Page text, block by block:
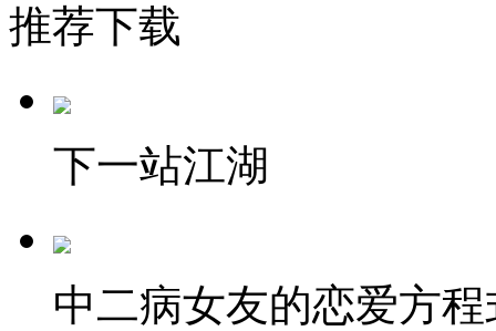
推荐下载
下一站江湖
中二病女友的恋爱方